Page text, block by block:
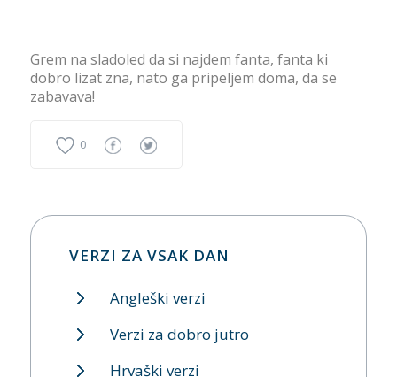
Grem na sladoled da si najdem fanta, fanta ki
dobro lizat zna, nato ga pripeljem doma, da se
zabavava!
0
VERZI ZA VSAK DAN
Angleški verzi
Verzi za dobro jutro
Hrvaški verzi